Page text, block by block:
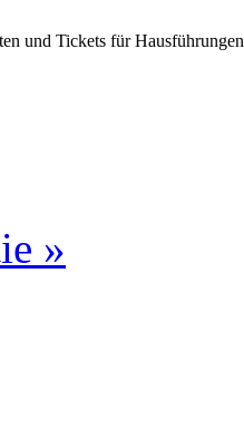
und Tickets für
»